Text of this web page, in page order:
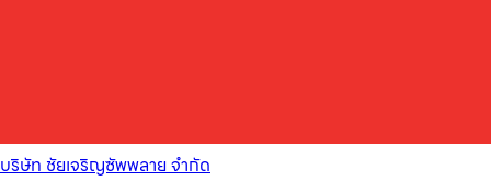
บริษัท ชัยเจริญซัพพลาย จำกัด